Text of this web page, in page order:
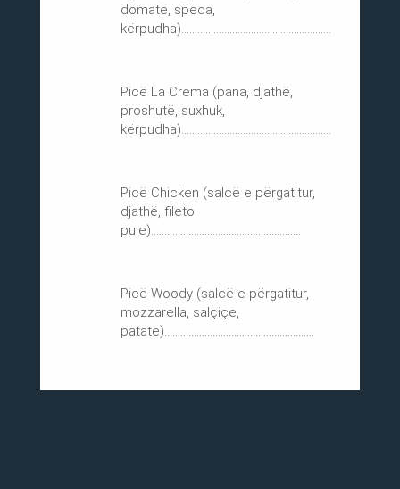
domate, speca,
kërpudha)........................................................
Picë La Crema (pana, djathë,
proshutë, suxhuk,
kërpudha)........................................................
Picë Chicken (salcë e përgatitur,
djathë, fileto
pule)........................................................
Picë Woody (salcë e përgatitur,
mozzarella, salçiçe,
patate)........................................................